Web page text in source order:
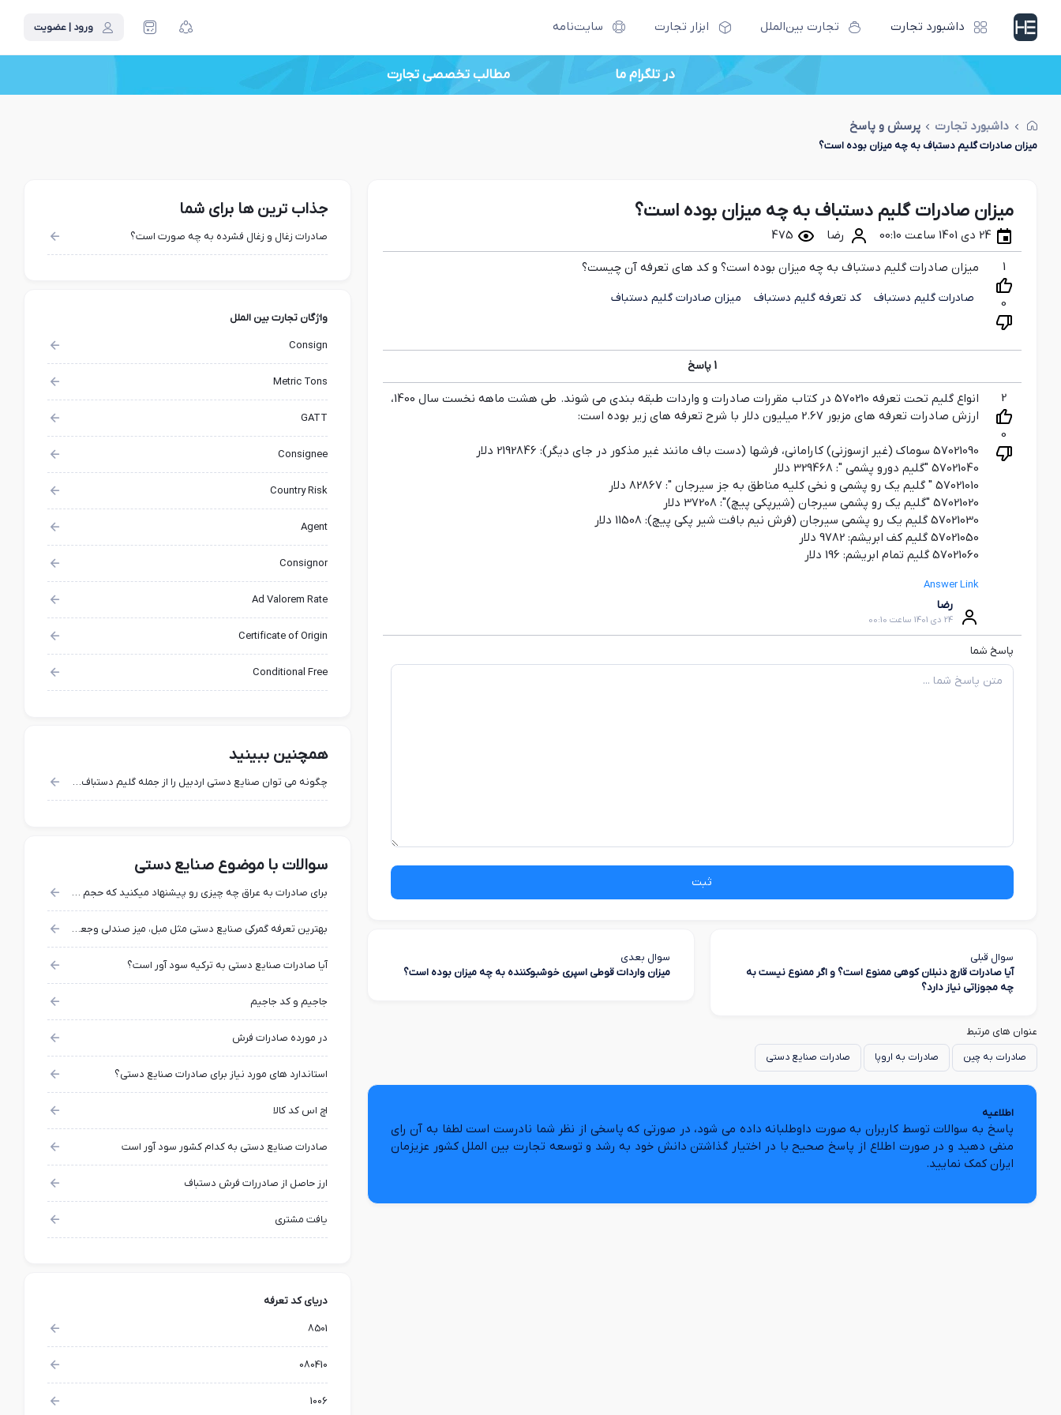
داشبورد تجارت تجارت بین‌الملل ابزار تجارت سایت‌نامه ورود | عضویت
در تلگرام ما
داشبورد تجارت پرسش و پاسخ
میزان صادرات گلیم دستباف به چه میزان بوده است؟
میزان صادرات گلیم دستباف به چه میزان بوده است؟
24 دی 1401 ساعت 00:10 رضا 475
1
0
میزان صادرات گلیم دستباف به چه میزان بوده است؟ و کد های تعرفه آن چیست؟
صادرات گلیم دستباف کد تعرفه گلیم دستباف میزان صادرات گلیم دستباف
1 پاسخ
2
0
انواع گلیم تحت تعرفه 570210 در کتاب مقررات صادرات و واردات طبقه بندی می شوند. طی هشت ماهه نخست سال 1400،
ارزش صادرات تعرفه های مزبور 2.67 میلیون دلار با شرح تعرفه های زیر بوده است:
57021090 سوماك (غير ازسوزني) كاراماني، فرشها (دست باف مانند غير مذكور در جاي ديگر): 2192846 دلار
57021040 "گليم دورو پشمي ": 329468 دلار
57021010 " گليم يك رو پشمي و نخي كليه مناطق به جز سيرجان ": 82867 دلار
57021020 "گليم يك رو پشمي سيرجان (شيرپكي پيچ)": 37208 دلار
57021030 گليم يك رو پشمي سيرجان (فرش نيم بافت شير پكي پيچ): 11508 دلار
57021050 گليم كف ابريشم: 9782 دلار
57021060 گليم تمام ابريشم: 196 دلار
Answer Link
رضا
24 دی 1401 ساعت 00:10
پاسخ شما
ثبت
سوال قبلی
آیا صادرات قارچ دنبلان کوهی ممنوع است؟ و اگر ممنوع نیست به
چه مجوزاتی نیاز دارد؟
سوال بعدی
میزان واردات قوطی اسپری خوشبوکننده به چه میزان بوده است؟
عنوان های مرتبط
صادرات به چین صادرات به اروپا صادرات صنایع دستی
اطلاعیه
پاسخ به سوالات توسط کاربران به صورت داوطلبانه داده می شود، در صورتی که پاسخی از نظر شما نادرست است لطفا به آن رای
منفی دهید و در صورت اطلاع از پاسخ صحیح با در اختیار گذاشتن دانش خود به رشد و توسعه تجارت بین الملل کشور عزیزمان
ایران کمک نمایید.
جذاب ترین ها برای شما
صادرات زغال و زغال فشرده به چه صورت است؟
واژگان تجارت بین الملل
Consign
Metric Tons
GATT
Consignee
Country Risk
Agent
Consignor
Ad Valorem Rate
Certificate of Origin
Conditional Free
همچنین ببینید
چگونه می توان صنایع دستی اردبیل را از جمله گلیم دستباف به چین یا اروپا صادر کرد؟
سوالات با موضوع صنایع دستی
برای صادرات به عراق چه چیزی رو پیشنهاد میکنید که حجم زیاد هم نداشته باشه
بهترین تعرفه گمرکی صنایع دستی مثل مبل، میز صندلی وجعبه از جنس چرم و چوب و فلز چیست
آیا صادرات صنایع دستی به ترکیه سود آور است؟
جاجیم و کد جاجیم
در مورده صادرات فرش
استاندارد های مورد نیاز برای صادرات صنایع دستی؟
اچ اس کد کالا
صادرات صنایع دستی به کدام کشور سود آور است
ارز حاصل از صادررات فرش دستباف
یافت مشتری
دریای کد تعرفه
8501
080410
1006